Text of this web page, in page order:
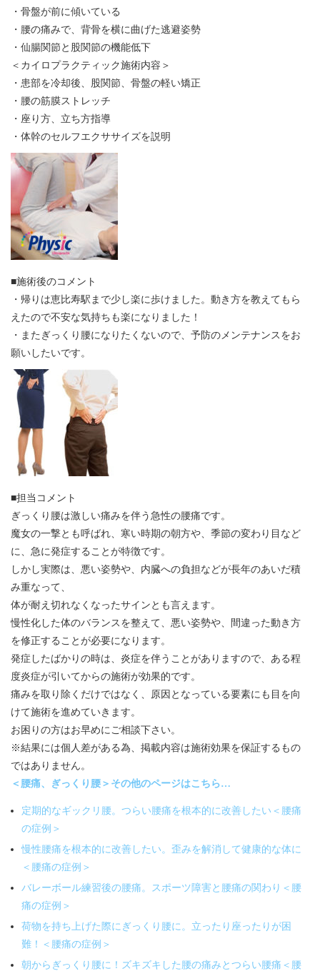
・骨盤が前に傾いている
・腰の痛みで、背骨を横に曲げた逃避姿勢
・仙腸関節と股関節の機能低下
＜カイロプラクティック施術内容＞
・患部を冷却後、股関節、骨盤の軽い矯正
・腰の筋膜ストレッチ
・座り方、立ち方指導
・体幹のセルフエクササイズを説明
■施術後のコメント
・帰りは恵比寿駅まで少し楽に歩けました。動き方を教えてもら
えたので不安な気持ちも楽になりました！
・またぎっくり腰になりたくないので、予防のメンテナンスをお
願いしたいです。
■担当コメント
ぎっくり腰は激しい痛みを伴う急性の腰痛です。
魔女の一撃とも呼ばれ、寒い時期の朝方や、季節の変わり目など
に、急に発症することが特徴です。
しかし実際は、悪い姿勢や、内臓への負担などが長年のあいだ積
み重なって、
体が耐え切れなくなったサインとも言えます。
慢性化した体のバランスを整えて、悪い姿勢や、間違った動き方
を修正することが必要になります。
発症したばかりの時は、炎症を伴うことがありますので、ある程
度炎症が引いてからの施術が効果的です。
痛みを取り除くだけではなく、原因となっている要素にも目を向
けて施術を進めていきます。
お困りの方はお早めにご相談下さい。
※結果には個人差がある為、掲載内容は施術効果を保証するもの
ではありません。
＜腰痛、ぎっくり腰＞その他のページはこちら…
定期的なギックリ腰。つらい腰痛を根本的に改善したい＜腰痛
の症例＞
慢性腰痛を根本的に改善したい。歪みを解消して健康的な体に
＜腰痛の症例＞
バレーボール練習後の腰痛。スポーツ障害と腰痛の関わり＜腰
痛の症例＞
荷物を持ち上げた際にぎっくり腰に。立ったり座ったりが困
難！＜腰痛の症例＞
朝からぎっくり腰に！ズキズキした腰の痛みとつらい腰痛＜腰